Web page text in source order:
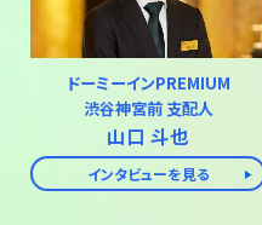
ドーミーインPREMIUM
渋谷神宮前 支配人
山口 斗也
インタビューを見る